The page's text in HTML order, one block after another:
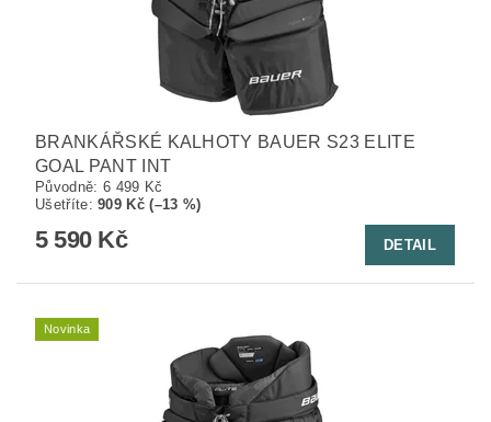
BRANKÁŘSKÉ KALHOTY BAUER S23 ELITE
GOAL PANT INT
Původně: 6 499 Kč
Ušetříte:909 Kč (–13 %)
5 590 Kč DETAIL
Novinka